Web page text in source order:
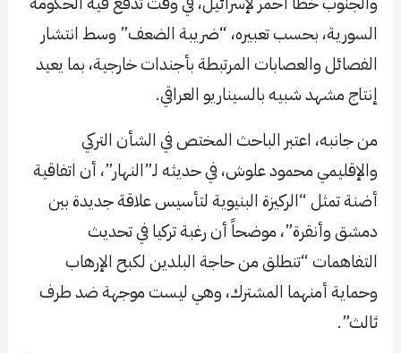
السورية، بحسب تعبيره، “ضريبة الضعف” وسط انتشار
الفصائل والعصابات المرتبطة بأجندات خارجية، بما يعيد
إنتاج مشهد شبيه بالسيناريو العراقي.
من جانبه، اعتبر الباحث المختص في الشأن التركي
والإقليمي محمود علوش، في حديثه لـ”النهار”، أن اتفاقية
أضنة تمثل “الركيزة البنيوية لتأسيس علاقة جديدة بين
دمشق وأنقرة”، موضحاً أن رغبة تركيا في تحديث
التفاهمات “تنطلق من حاجة البلدين لكبح الإرهاب
وحماية أمنهما المشترك، وهي ليست موجهة ضد طرف
ثالث”.